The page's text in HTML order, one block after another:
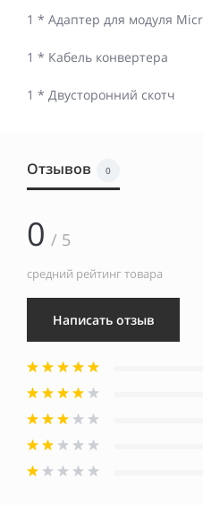
1 * Адаптер для модуля
1 * Кабель конвертера
1 * Двусторонний скотч
Отзывов 0
0 / 5
средний рейтинг товара
Написать отзыв